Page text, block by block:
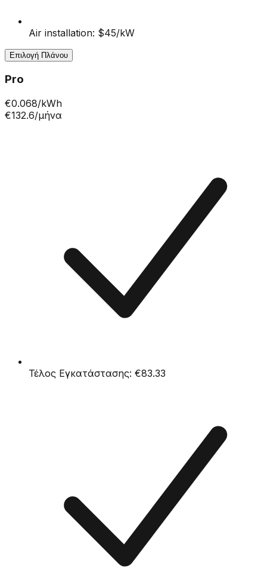
Air installation: $45/kW
Επιλογή Πλάνου
Pro
€0.068/kWh
€132.6/μήνα
Τέλος Εγκατάστασης: €83.33